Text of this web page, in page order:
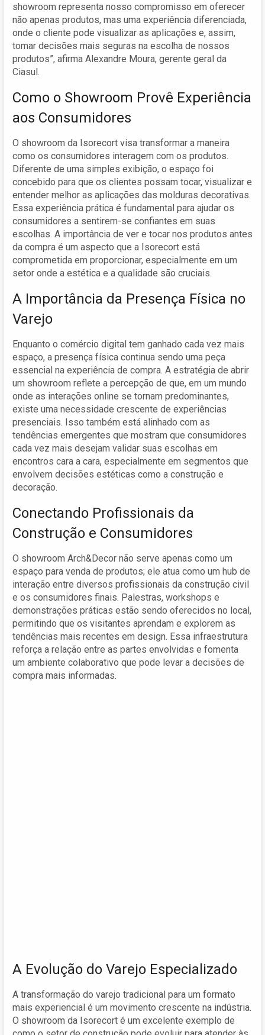
showroom representa nosso compromisso em oferecer
não apenas produtos, mas uma experiência diferenciada,
onde o cliente pode visualizar as aplicações e, assim,
tomar decisões mais seguras na escolha de nossos
produtos”, afirma Alexandre Moura, gerente geral da
Ciasul.
Como o Showroom Provê Experiência
aos Consumidores
O showroom da Isorecort visa transformar a maneira
como os consumidores interagem com os produtos.
Diferente de uma simples exibição, o espaço foi
concebido para que os clientes possam tocar, visualizar e
entender melhor as aplicações das molduras decorativas.
Essa experiência prática é fundamental para ajudar os
consumidores a sentirem-se confiantes em suas
escolhas. A importância de ver e tocar nos produtos antes
da compra é um aspecto que a Isorecort está
comprometida em proporcionar, especialmente em um
setor onde a estética e a qualidade são cruciais.
A Importância da Presença Física no
Varejo
Enquanto o comércio digital tem ganhado cada vez mais
espaço, a presença física continua sendo uma peça
essencial na experiência de compra. A estratégia de abrir
um showroom reflete a percepção de que, em um mundo
onde as interações online se tornam predominantes,
existe uma necessidade crescente de experiências
presenciais. Isso também está alinhado com as
tendências emergentes que mostram que consumidores
cada vez mais desejam validar suas escolhas em
encontros cara a cara, especialmente em segmentos que
envolvem decisões estéticas como a construção e
decoração.
Conectando Profissionais da
Construção e Consumidores
O showroom Arch&Decor não serve apenas como um
espaço para venda de produtos; ele atua como um hub de
interação entre diversos profissionais da construção civil
e os consumidores finais. Palestras, workshops e
demonstrações práticas estão sendo oferecidos no local,
permitindo que os visitantes aprendam e explorem as
tendências mais recentes em design. Essa infraestrutura
reforça a relação entre as partes envolvidas e fomenta
um ambiente colaborativo que pode levar a decisões de
compra mais informadas.
A Evolução do Varejo Especializado
A transformação do varejo tradicional para um formato
mais experiencial é um movimento crescente na indústria.
O showroom da Isorecort é um excelente exemplo de